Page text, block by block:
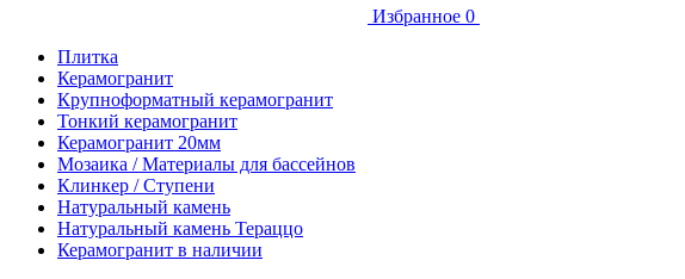
Избранное 0
Плитка
Керамогранит
Крупноформатный керамогранит
Тонкий керамогранит
Керамогранит 20мм
Мозаика / Материалы для бассейнов
Клинкер / Ступени
Натуральный камень
Натуральный камень Тераццо
Керамогранит в наличии